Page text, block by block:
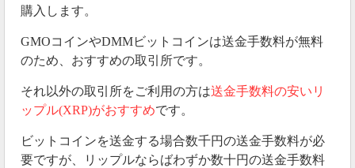
購入します。
GMOコインやDMMビットコインは送金手数料が無料
のため、おすすめの取引所です。
それ以外の取引所をご利用の方は送金手数料の安いリ
ップル(XRP)がおすすめです。
ビットコインを送金する場合数千円の送金手数料が必
要ですが、リップルならばわずか数十円の送金手数料